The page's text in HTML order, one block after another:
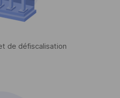
de défiscalisation